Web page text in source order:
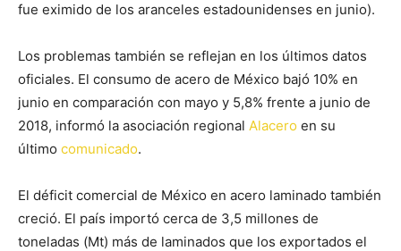
fue eximido de los aranceles estadounidenses en junio).
Los problemas también se reflejan en los últimos datos
oficiales. El consumo de acero de México bajó 10% en
junio en comparación con mayo y 5,8% frente a junio de
2018, informó la asociación regional Alacero en su
último comunicado.
El déficit comercial de México en acero laminado también
creció. El país importó cerca de 3,5 millones de
toneladas (Mt) más de laminados que los exportados el